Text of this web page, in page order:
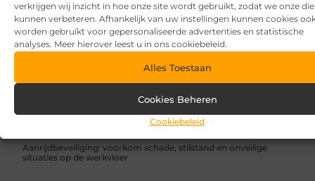
verkrijgen wij inzicht in hoe onze site wordt gebruikt, zodat we onze
kunnen verbeteren. Afhankelijk van uw instellingen kunnen cookies
worden gebruikt voor gepersonaliseerde advertenties en statistische
analyses. Meer hierover leest u in ons cookiebeleid.
Alles Toestaan
Cookies Beheren
Cookiebeleid
7 tips voor het kiezen van een luxe vakantiepark
Waar let je op bij het kiezen van een vakantiepark?
Overkapping in fases: zo begin je slim en breid je later uit
Vind de perfecte garage in Eerbeek
Aanrijdbeveiliging: voorkom schade, stilstand en onveilige
situaties op de werkvloer